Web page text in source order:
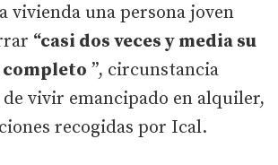
vivienda una persona joven
“casi dos veces y media su
”, circunstancia
vivir emancipado en alquiler,
recogidas por Ical.